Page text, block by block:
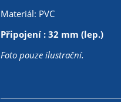
Materiál: PVC
Připojení : 32 mm (lep.)
Foto pouze ilustrační.